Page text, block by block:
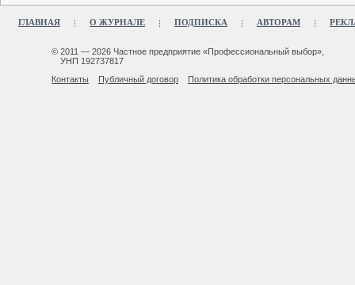
ГЛАВНАЯ О ЖУРНАЛЕ ПОДПИСКА АВТОРАМ
© 2011 — 2026 Частное предприятие «Профессиональный выбор»,
УНП 192737817
Контакты
Публичный договор Политика обработки персональных